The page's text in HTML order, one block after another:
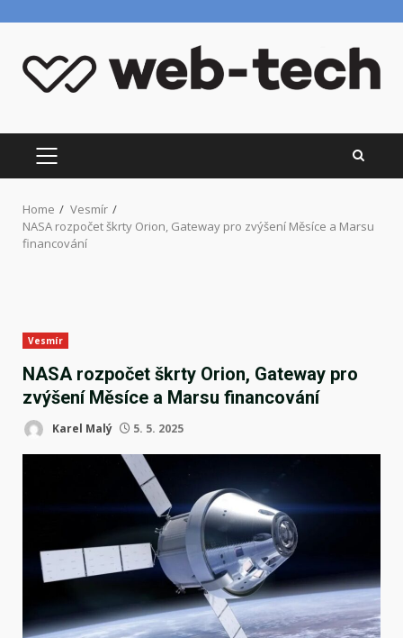
content
PRIMARY
MENU
Home
Vesmír
NASA rozpočet škrty Orion, Gateway pro zvýšení Měsíce a Marsu
financování
Vesmír
NASA rozpočet škrty Orion, Gateway pro
zvýšení Měsíce a Marsu financování
Karel Malý 5. 5. 2025